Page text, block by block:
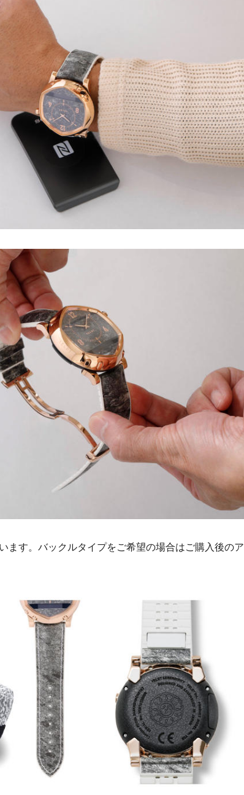
ます。バックルタイプをご希望の場合はご購入後のア